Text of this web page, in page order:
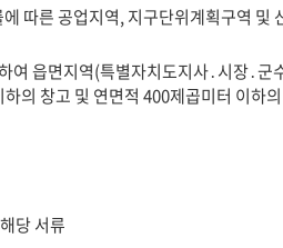
따른 공업지역, 지구단위계획구역
여 읍면지역(특별자치도지사․시장․
의 창고 및 연면적 400제곱미터 이하
당 서류